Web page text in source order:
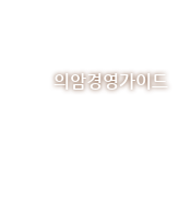
의암경영가이드